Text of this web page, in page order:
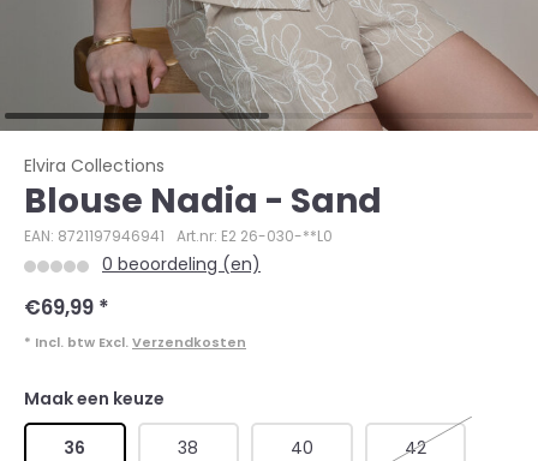
Elvira Collections
Blouse Nadia - Sand
EAN: 8721197946941 Art.nr: E2 26-030-**L0
0 beoordeling (en)
€69,99 *
* Incl. btw Excl. Verzendkosten
Maak een keuze
36 38 40 42